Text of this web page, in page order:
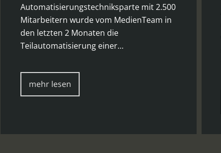
Automatisierungstechniksparte mit 2.500
Mitarbeitern wurde vom MedienTeam in
den letzten 2 Monaten die
Teilautomatisierung einer…
mehr lesen